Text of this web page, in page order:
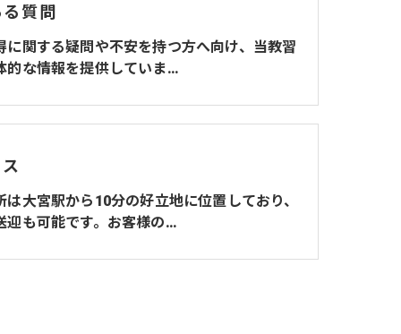
質問
に関する疑問や不安を持つ方へ向け、当教習
的な情報を提供していま…
は大宮駅から10分の好立地に位置しており、
迎も可能です。お客様の…